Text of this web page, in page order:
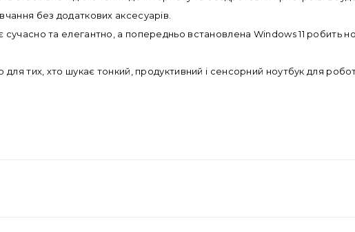
без додаткових аксесуарів.
сучасно та елегантно, а попередньо встановлена Windows 11 робить
для тих, хто шукає тонкий, продуктивний і сенсорний ноутбук для